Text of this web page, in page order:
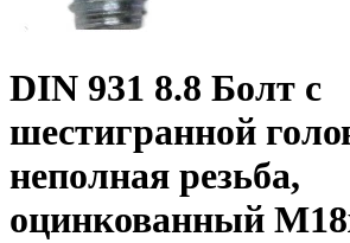
DIN 931 8.8 Болт с
шестигранной
неполная резьба,
оцинкованный